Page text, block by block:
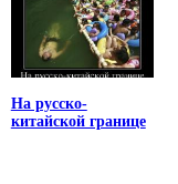
На русско-
китайской границе